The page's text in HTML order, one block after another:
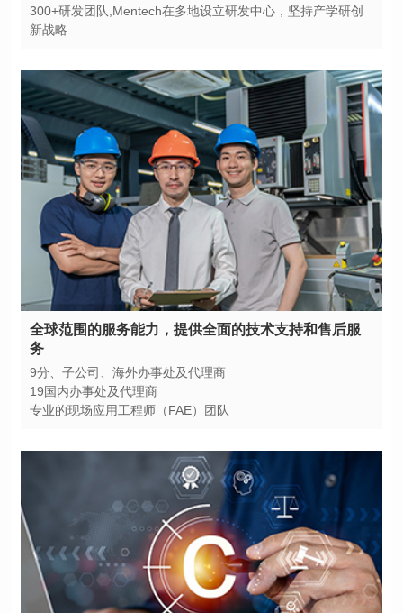
新战略
务
9分、子公司、海外办事处及代理商
19国内办事处及代理商
专业的现场应用工程师（FAE）团队